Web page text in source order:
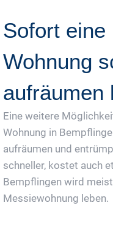
Sofort eine
Wohnung
aufräumen
Eine weitere
Wohnung in
aufräumen und
schneller, kostet auch
Bempflingen wird
Messiewohnung leben.